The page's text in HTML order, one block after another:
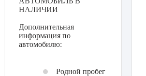
НАЛИЧИИ
Дополнительная
информация по
автомобилю:
Родной пробег